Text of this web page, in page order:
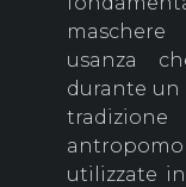
usanza
durante un
tradizione
utilizzate